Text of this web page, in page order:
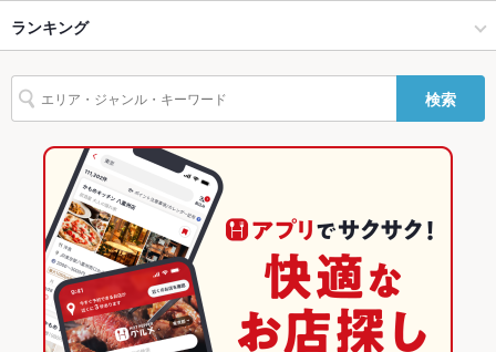
その他設備 －
その他
飲み放題 なし
なし
お子様連れ お子様連れ不可
ウェディン
グパーティ
ー二次会
－
－
神田・神保町・秋葉原・御茶ノ水 × 和風
神保町駅 × 居酒屋
神保町駅 × 和風
神保町 × 和風
東京
東京 × 居酒屋
東京 × 和風
神保町駅
竹橋駅
からあげ 鴨肉
ランキング
東京のグルメランキング
東京の居酒屋ランキング
神田・神保町・秋葉原・御茶ノ水のグルメランキング
神田・神保町・秋葉原・御茶ノ水の居酒屋ランキング
神保町のグルメランキング
神保町の居酒屋ランキング
検索